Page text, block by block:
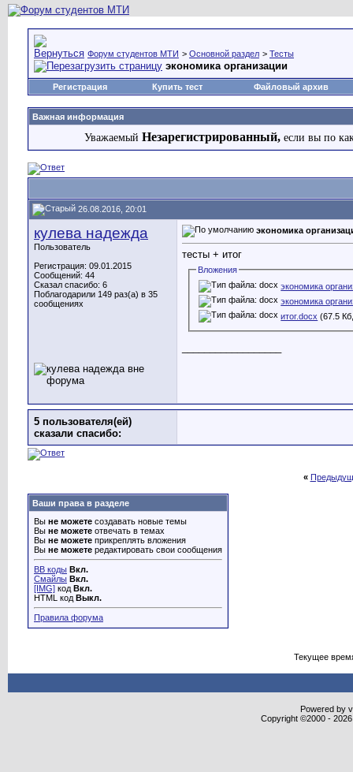
Форум студентов МТИ > Основной раздел > Тесты
экономика организации
Регистрация Купить тест Файловый архив
Важная информация
Уважаемый Незарегистрированный, если вы по
26.08.2016, 20:01
кулева надежда
Пользователь
Регистрация: 09.01.2015
Сообщений: 44
Сказал спасибо: 6
Поблагодарили 149 раз(а) в 35
сообщениях
экономика
тесты + итог
Вложения
экономика
экономика
итог.docx (67.5
5 пользователя(ей)
сказали cпасибо:
«
Ваши права в разделе
Вы не можете создавать новые темы
Вы не можете отвечать в темах
Вы не можете прикреплять вложения
Вы не можете редактировать свои сообщения
BB коды Вкл.
Смайлы Вкл.
[IMG] код Вкл.
HTML код Выкл.
Правила форума
Текущее
Powered by
Copyright ©2000 -